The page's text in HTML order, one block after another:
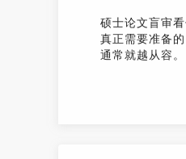
硕士论文盲审
真正需要准备
通常就越从容。